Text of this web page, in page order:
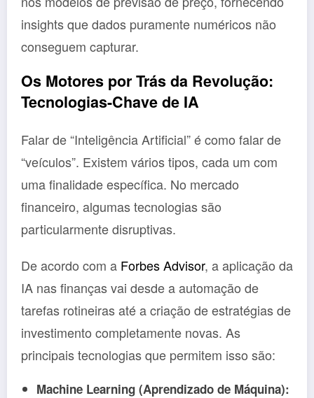
insights que dados puramente numéricos não
conseguem capturar.
Os Motores por Trás da Revolução:
Tecnologias-Chave de IA
Falar de “Inteligência Artificial” é como falar de
“veículos”. Existem vários tipos, cada um com
uma finalidade específica. No mercado
financeiro, algumas tecnologias são
particularmente disruptivas.
De acordo com a Forbes Advisor, a aplicação da
IA nas finanças vai desde a automação de
tarefas rotineiras até a criação de estratégias de
investimento completamente novas. As
principais tecnologias que permitem isso são:
Machine Learning (Aprendizado de Máquina):